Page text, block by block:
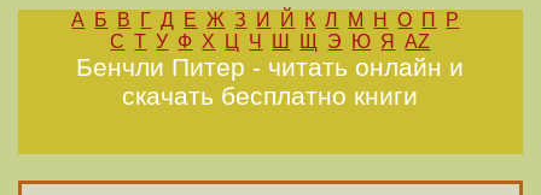
А Б В Г Д Е Ж З И Й К Л М Н О П
Р
С Т У Ф Х Ц Ч Ш Щ Э Ю Я AZ
Бенчли Питер - читать онлайн и
скачать бесплатно книги